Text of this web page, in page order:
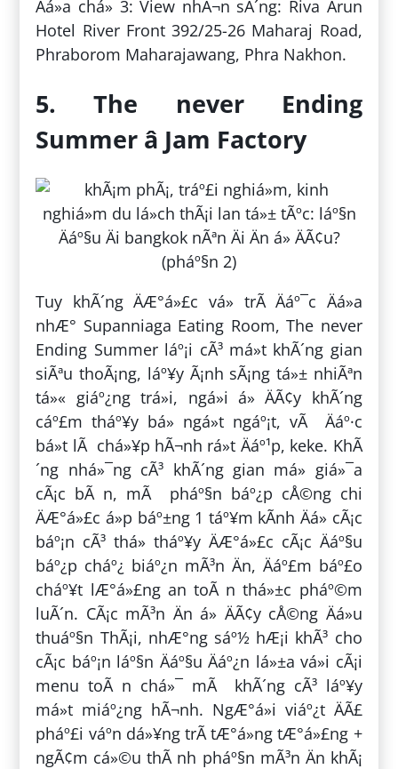
Äá»a chá» 3: View nhÃ¬n sÃ´ng: Riva Arun
Hotel River Front 392/25-26 Maharaj Road,
Phraborom Maharajawang, Phra Nakhon.
5. The never Ending
Summer â Jam Factory
Tuy khÃ´ng ÄÆ°á»£c vá» trÃ­ Äáº¯c Äá»a
nhÆ° Supanniaga Eating Room, The never
Ending Summer láº¡i cÃ³ má»t khÃ´ng gian
siÃªu thoÃ¡ng, láº¥y Ã¡nh sÃ¡ng tá»± nhiÃªn
tá»« giáº¿ng trá»i, ngá»i á» ÄÃ¢y khÃ´ng
cáº£m tháº¥y bá» ngá»t ngáº¡t, vÃ Äáº·c
bá»t lÃ chá»¥p hÃ¬nh rá»t Äáº¹p, keke. KhÃ
´ng nhá»¯ng cÃ³ khÃ´ng gian má» giá»¯a
cÃ¡c bÃ n, mÃ pháº§n báº¿p cÅ©ng chi
ÄÆ°á»£c á»p báº±ng 1 táº¥m kÃ­nh Äá» cÃ¡c
báº¡n cÃ³ thá» tháº¥y ÄÆ°á»£c cÃ¡c Äáº§u
báº¿p cháº¿ biáº¿n mÃ³n Än, Äáº£m báº£o
cháº¥t lÆ°á»£ng an toÃ n thá»±c pháº©m
luÃ´n. CÃ¡c mÃ³n Än á» ÄÃ¢y cÅ©ng Äá»u
thuáº§n ThÃ¡i, nhÆ°ng sáº½ hÆ¡i khÃ³ cho
cÃ¡c báº¡n láº§n Äáº§u Äáº¿n lá»±a vá»i cÃ¡i
menu toÃ n chá»¯ mÃ khÃ´ng cÃ³ láº¥y
má»t miáº¿ng hÃ¬nh. NgÆ°á»i viáº¿t ÄÃ£
pháº£i váº­n dá»¥ng trÃ­ tÆ°á»ng tÆ°á»£ng +
ngÃ¢m cá»©u thÃ nh pháº§n mÃ³n Än khÃ¡